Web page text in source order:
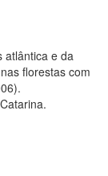
atlântica e da
florestas com